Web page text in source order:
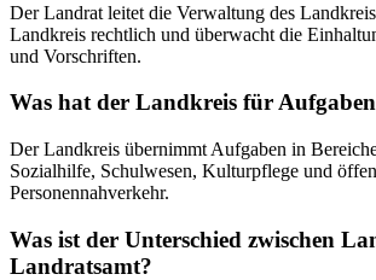
Der Landrat leitet die Verwaltung des
Landkreis rechtlich und überwacht die
und Vorschriften.
Was hat der Landkreis für
Der Landkreis übernimmt Aufgaben in
Sozialhilfe, Schulwesen, Kulturpflege und
Personennahverkehr.
Was ist der Unterschied zwischen
Landratsamt?